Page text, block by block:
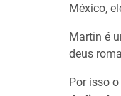
México,
Martin é
deus
Por isso